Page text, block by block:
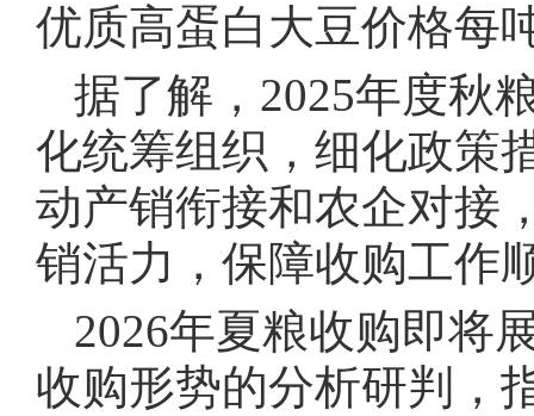
优质高蛋白大豆价格每
据了解，2025年度秋
化统筹组织，细化政策
动产销衔接和农企对接
销活力，保障收购工作
2026年夏粮收购即将
收购形势的分析研判，